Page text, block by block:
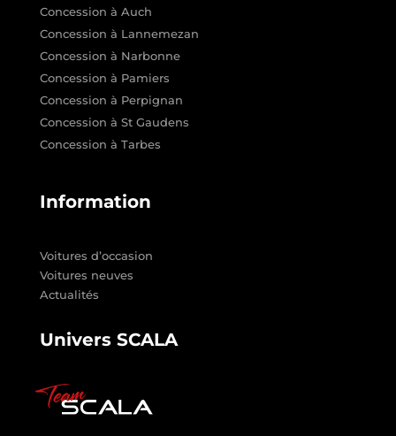
Concession à Auch
Concession à Lannemezan
Concession à Narbonne
Concession à Pamiers
Concession à Perpignan
Concession à St Gaudens
Concession à Tarbes
Information
Voitures d’occasion
Voitures neuves
Actualités
Univers SCALA